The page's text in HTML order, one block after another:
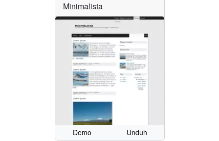
Minimalista
Demo Unduh